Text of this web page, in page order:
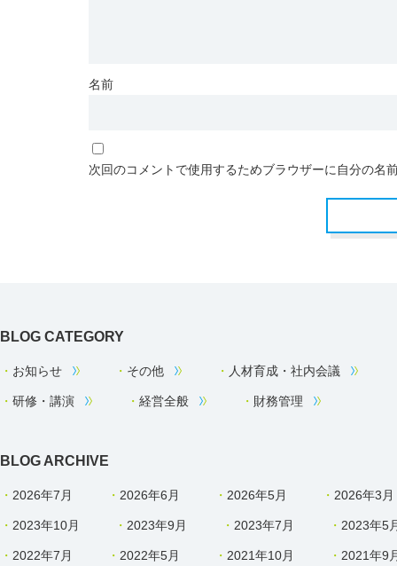
名前
次回のコメントで使用するためブラウザーに自分の名
BLOG CATEGORY
お知らせ その他 人材育成・社内会議
研修・講演 経営全般 財務管理
BLOG ARCHIVE
2026年7月 2026年6月 2026年5月 2026年3月
2023年10月 2023年9月 2023年7月 2023年5
2022年7月 2022年5月 2021年10月 2021年9